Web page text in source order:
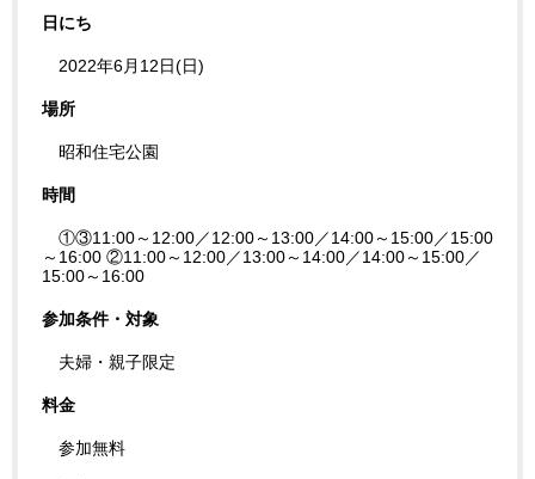
日にち
2022年6月12日(日)
場所
昭和住宅公園
時間
①③11:00～12:00／12:00～13:00／14:00～15:00／15:00
～16:00 ②11:00～12:00／13:00～14:00／14:00～15:00／
15:00～16:00
参加条件・対象
夫婦・親子限定
料金
参加無料